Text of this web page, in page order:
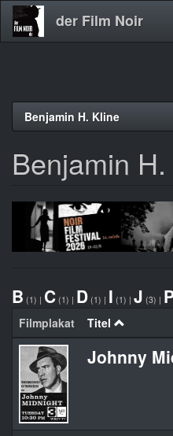
Direkt
der Film Noir
Benjamin H. Kline
Benjamin
B (1) | C (1) | D (1) | I (1) | J (3) |
Filmplakat Titel
Johnny